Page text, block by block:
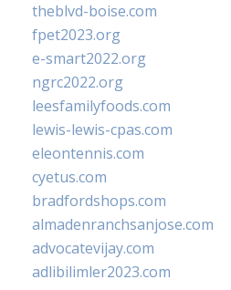
theblvd-boise.com
fpet2023.org
e-smart2022.org
ngrc2022.org
leesfamilyfoods.com
lewis-lewis-cpas.com
eleontennis.com
cyetus.com
bradfordshops.com
almadenranchsanjose.com
advocatevijay.com
adlibilimler2023.com